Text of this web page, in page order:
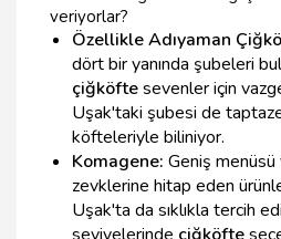
veriyorlar?
Özellikle Adıyaman
dört bir yanında şubeleri
çiğköftesevenler için
Uşak'taki şubesi de
köfteleriyle biliniyor.
Komagene: Geniş menüsü
zevklerine hitap eden
Uşak'ta da sıklıkla tercih